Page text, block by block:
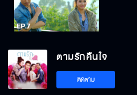
ตามรักคืนใจ
ติดตาม